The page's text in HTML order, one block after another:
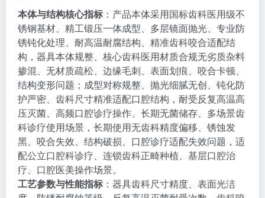
本体与结构核心指标 ：产品本体采用国标齿科医用级不
锈钢基材、精工锻压一体成型、多层镜面抛光、专业防
锈钝化处理、耐高温耐腐结构、精准齿科咬合适配结
构，器具本体规整、核心齿科医用材质合规无劣质杂料
掺混、无材质疏松、边缘毛刺、表面划痕、咬合卡顿、
结构变形问题；成型对称规整、抛光细腻无创、钝化防
护严密、齿科尺寸精准适配口腔结构，耐受反复高温高
压灭菌、高频口腔诊疗操作、长期无菌储存、多场景齿
科诊疗使用场景，长期使用无齿科精度偏移、锈蚀发
黑、咬合失效、结构破损、口腔诊疗适配失效问题，适
配公立口腔科诊疗、连锁齿科正畸种植、基层口腔治
疗、口腔医美操作场景。
工艺参数与性能指标 ：器具齿科尺寸精度、表面光洁